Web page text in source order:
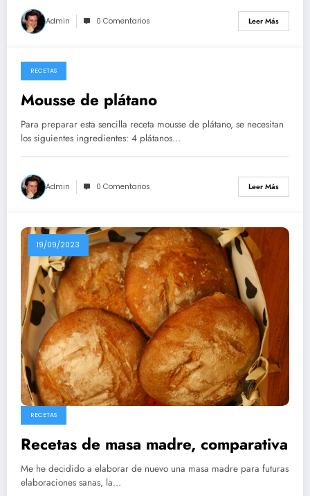
Admin 0 Comentarios Leer Más
14/05/2026
RECETAS
Mousse de plátano
Para preparar esta sencilla receta mousse de plátano, se necesitan
los siguientes ingredientes: 4 plátanos…
Admin 0 Comentarios Leer Más
19/09/2023
RECETAS
Recetas de masa madre, comparativa
Me he decidido a elaborar de nuevo una masa madre para futuras
elaboraciones sanas, la…